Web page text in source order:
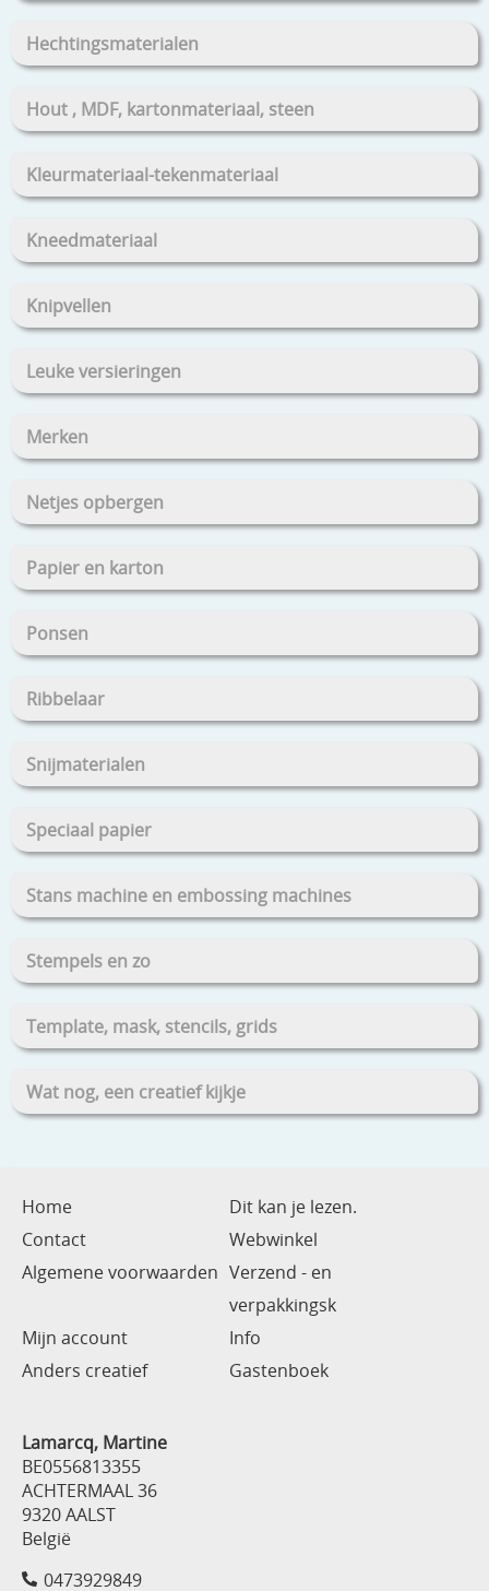
Hechtingsmaterialen
Hout , MDF, kartonmateriaal, steen
Kleurmateriaal-tekenmateriaal
Kneedmateriaal
Knipvellen
Leuke versieringen
Merken
Netjes opbergen
Papier en karton
Ponsen
Ribbelaar
Snijmaterialen
Speciaal papier
Stans machine en embossing machines
Stempels en zo
Template, mask, stencils, grids
Wat nog, een creatief kijkje
Home
Dit kan je lezen.
Contact
Webwinkel
Algemene voorwaarden Verzend - en
verpakkingsk
Mijn account
Info
Anders creatief
Gastenboek
Lamarcq, Martine
BE0556813355
ACHTERMAAL 36
9320 AALST
België
0473929849